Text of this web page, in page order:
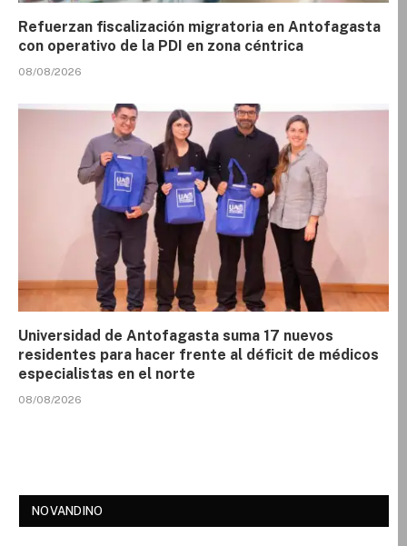
Refuerzan fiscalización migratoria en Antofagasta
con operativo de la PDI en zona céntrica
08/08/2026
Universidad de Antofagasta suma 17 nuevos
residentes para hacer frente al déficit de médicos
especialistas en el norte
08/08/2026
NOVANDINO